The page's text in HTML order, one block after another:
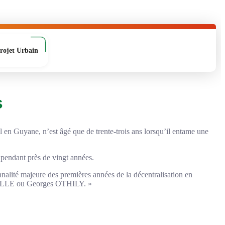
Urbain
Guyane, n’est âgé que de trente-trois ans lorsqu’il entame une
près de vingt années.
majeure des premières années de la décentralisation en
ou Georges OTHILY. »